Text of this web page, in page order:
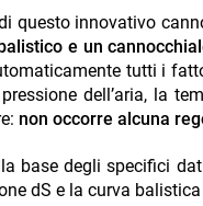
questo innovativo
e un
tutti i
dell’aria, la
non occorre alcuna
base degli specifici
dS e la curva